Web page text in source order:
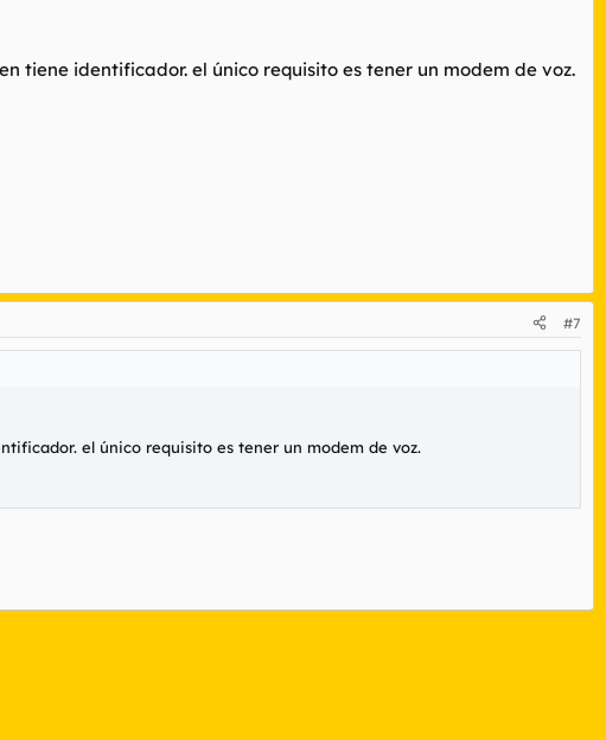
tiene identificador. el único requisito es tener un modem de voz.
#7
el único requisito es tener un modem de voz.